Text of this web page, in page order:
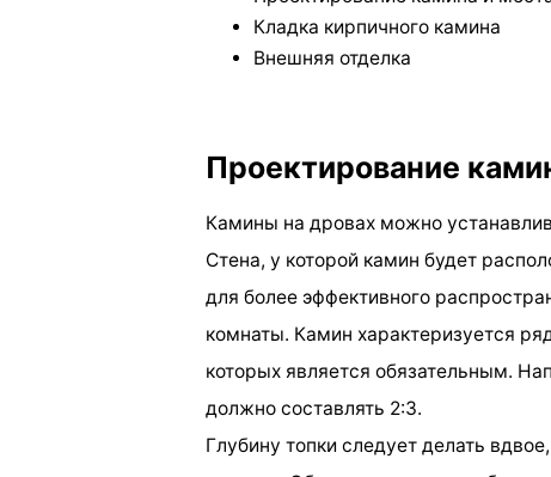
Кладка кирпичного камина
Внешняя отделка
Проектирование
Камины на дровах можно
Стена, у которой камин будет
для более эффективного
комнаты. Камин характеризуется
которых является обязательным.
должно составлять 2:3.
Глубину топки следует делать